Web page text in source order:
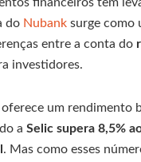
do Nubank surge como
entre a conta do r
investidores.
oferece um rendimento
a Selic supera 8,5%
. Mas como esses